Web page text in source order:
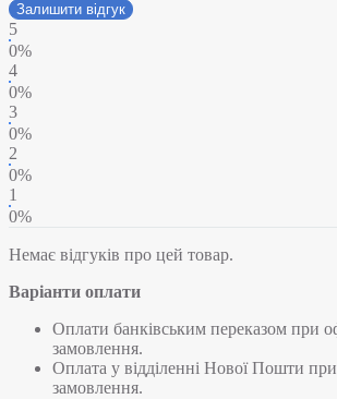
Залишити відгук
5
0%
4
0%
3
0%
2
0%
1
0%
Немає відгуків про цей товар.
Варіанти оплати
Оплати банківським переказом при
замовлення.
Оплата у відділенні Нової Пошти
замовлення.